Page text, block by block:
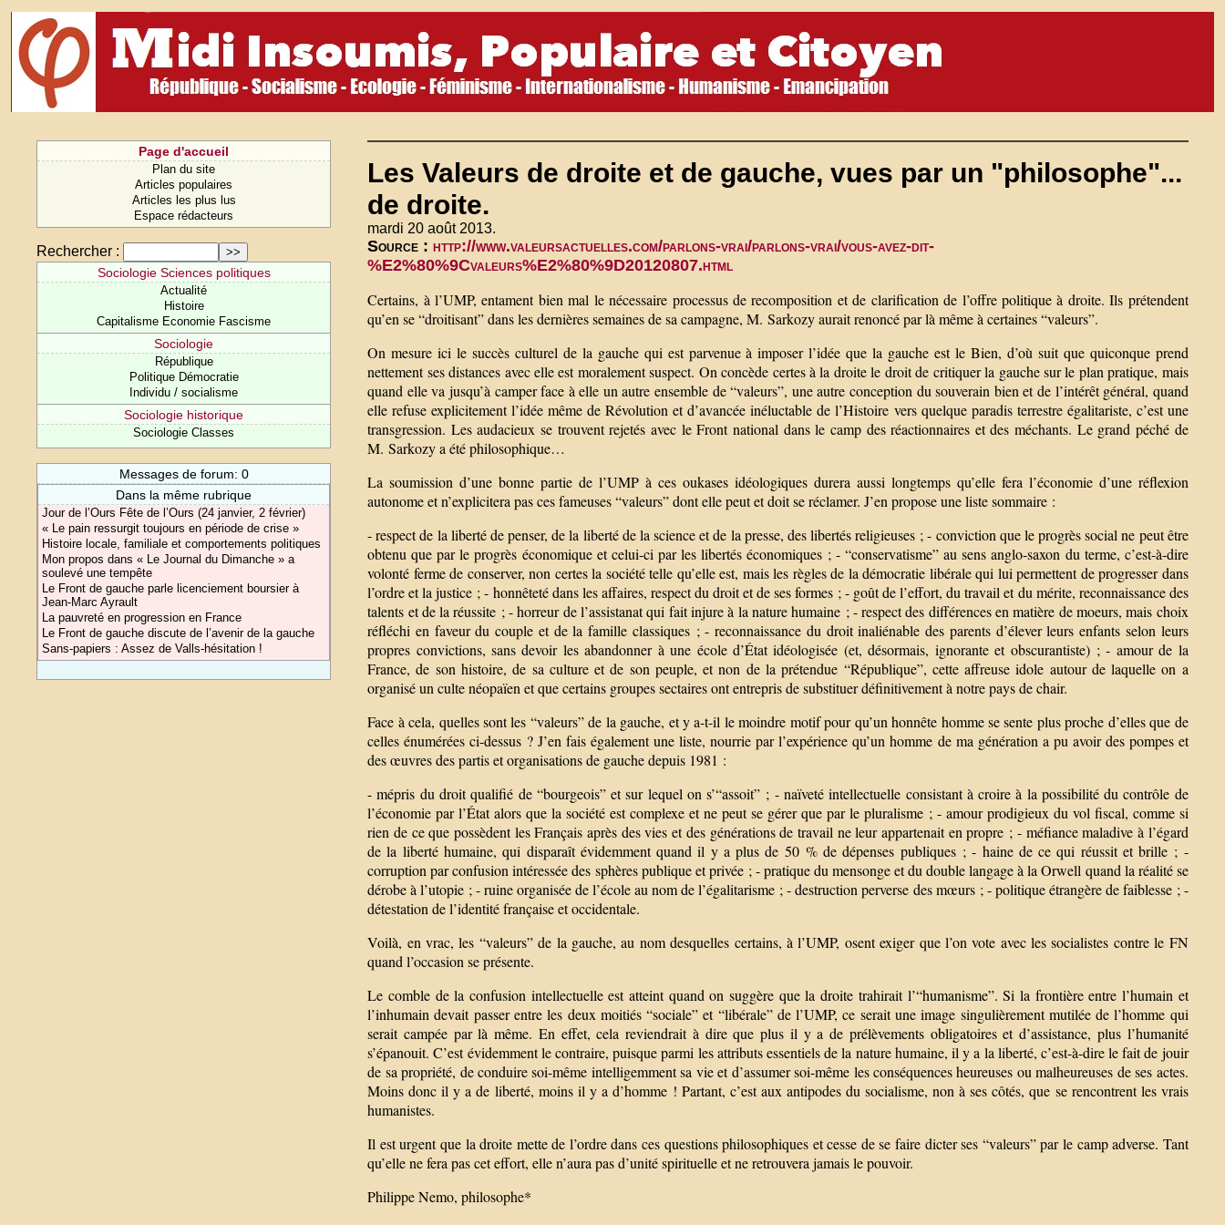
Page d'accueil
Plan du site
Articles populaires
Articles les plus lus
Espace rédacteurs
Rechercher :
Sociologie Sciences politiques
Actualité
Histoire
Capitalisme Economie Fascisme
Sociologie
République
Politique Démocratie
Individu / socialisme
Sociologie historique
Sociologie Classes
Messages de forum: 0
Dans la même rubrique
Jour de l’Ours Fête de l’Ours (24 janvier, 2 février)
« Le pain ressurgit toujours en période de crise »
Histoire locale, familiale et comportements politiques
Mon propos dans « Le Journal du Dimanche » a
soulevé une tempête
Le Front de gauche parle licenciement boursier à
Jean-Marc Ayrault
La pauvreté en progression en France
Le Front de gauche discute de l’avenir de la gauche
Sans-papiers : Assez de Valls-hésitation !
Les Valeurs de droite et de gauche, vues par un "philosophe"...
de droite.
mardi 20 août 2013.
Source :http://www.valeursactuelles.com/parlons-vrai/parlons-vrai/vous-avez-dit-
%E2%80%9Cvaleurs%E2%80%9D20120807.html
Certains, à l’UMP, entament bien mal le nécessaire processus de recomposition et de clarification de l’offre politique à droite. Ils prétendent
qu’en se “droitisant” dans les dernières semaines de sa campagne, M. Sarkozy aurait renoncé par là même à certaines “valeurs”.
On mesure ici le succès culturel de la gauche qui est parvenue à imposer l’idée que la gauche est le Bien, d’où suit que quiconque prend
nettement ses distances avec elle est moralement suspect. On concède certes à la droite le droit de critiquer la gauche sur le plan pratique, mais
quand elle va jusqu’à camper face à elle un autre ensemble de “valeurs”, une autre conception du souverain bien et de l’intérêt général, quand
elle refuse explicitement l’idée même de Révolution et d’avancée inéluctable de l’Histoire vers quelque paradis terrestre égalitariste, c’est une
transgression. Les audacieux se trouvent rejetés avec le Front national dans le camp des réactionnaires et des méchants. Le grand péché de
M. Sarkozy a été philosophique…
La soumission d’une bonne partie de l’UMP à ces oukases idéologiques durera aussi longtemps qu’elle fera l’économie d’une réflexion
autonome et n’explicitera pas ces fameuses “valeurs” dont elle peut et doit se réclamer. J’en propose une liste sommaire :
- respect de la liberté de penser, de la liberté de la science et de la presse, des libertés religieuses ; - conviction que le progrès social ne peut être
obtenu que par le progrès économique et celui-ci par les libertés économiques ; - “conservatisme” au sens anglo-saxon du terme, c’est-à-dire
volonté ferme de conserver, non certes la société telle qu’elle est, mais les règles de la démocratie libérale qui lui permettent de progresser dans
l’ordre et la justice ; - honnêteté dans les affaires, respect du droit et de ses formes ; - goût de l’effort, du travail et du mérite, reconnaissance des
talents et de la réussite ; - horreur de l’assistanat qui fait injure à la nature humaine ; - respect des différences en matière de moeurs, mais choix
réfléchi en faveur du couple et de la famille classiques ; - reconnaissance du droit inaliénable des parents d’élever leurs enfants selon leurs
propres convictions, sans devoir les abandonner à une école d’État idéologisée (et, désormais, ignorante et obscurantiste) ; - amour de la
France, de son histoire, de sa culture et de son peuple, et non de la prétendue “République”, cette affreuse idole autour de laquelle on a
organisé un culte néopaïen et que certains groupes sectaires ont entrepris de substituer définitivement à notre pays de chair.
Face à cela, quelles sont les “valeurs” de la gauche, et y a-t-il le moindre motif pour qu’un honnête homme se sente plus proche d’elles que de
celles énumérées ci-dessus ? J’en fais également une liste, nourrie par l’expérience qu’un homme de ma génération a pu avoir des pompes et
des œuvres des partis et organisations de gauche depuis 1981 :
- mépris du droit qualifié de “bourgeois” et sur lequel on s’“assoit” ; - naïveté intellectuelle consistant à croire à la possibilité du contrôle de
l’économie par l’État alors que la société est complexe et ne peut se gérer que par le pluralisme ; - amour prodigieux du vol fiscal, comme si
rien de ce que possèdent les Français après des vies et des générations de travail ne leur appartenait en propre ; - méfiance maladive à l’égard
de la liberté humaine, qui disparaît évidemment quand il y a plus de 50 % de dépenses publiques ; - haine de ce qui réussit et brille ; -
corruption par confusion intéressée des sphères publique et privée ; - pratique du mensonge et du double langage à la Orwell quand la réalité se
dérobe à l’utopie ; - ruine organisée de l’école au nom de l’égalitarisme ; - destruction perverse des mœurs ; - politique étrangère de faiblesse ; -
détestation de l’identité française et occidentale.
Voilà, en vrac, les “valeurs” de la gauche, au nom desquelles certains, à l’UMP, osent exiger que l’on vote avec les socialistes contre le FN
quand l’occasion se présente.
Le comble de la confusion intellectuelle est atteint quand on suggère que la droite trahirait l’“humanisme”. Si la frontière entre l’humain et
l’inhumain devait passer entre les deux moitiés “sociale” et “libérale” de l’UMP, ce serait une image singulièrement mutilée de l’homme qui
serait campée par là même. En effet, cela reviendrait à dire que plus il y a de prélèvements obligatoires et d’assistance, plus l’humanité
s’épanouit. C’est évidemment le contraire, puisque parmi les attributs essentiels de la nature humaine, il y a la liberté, c’est-à-dire le fait de jouir
de sa propriété, de conduire soi-même intelligemment sa vie et d’assumer soi-même les conséquences heureuses ou malheureuses de ses actes.
Moins donc il y a de liberté, moins il y a d’homme ! Partant, c’est aux antipodes du socialisme, non à ses côtés, que se rencontrent les vrais
humanistes.
Il est urgent que la droite mette de l’ordre dans ces questions philosophiques et cesse de se faire dicter ses “valeurs” par le camp adverse. Tant
qu’elle ne fera pas cet effort, elle n’aura pas d’unité spirituelle et ne retrouvera jamais le pouvoir.
Philippe Nemo, philosophe*